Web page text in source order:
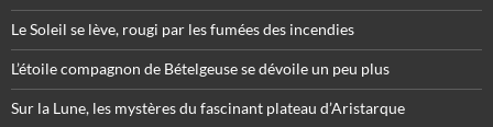
Le Soleil se lève, rougi par les fumées des incendies
L’étoile compagnon de Bételgeuse se dévoile un peu plus
Sur la Lune, les mystères du fascinant plateau d’Aristarque